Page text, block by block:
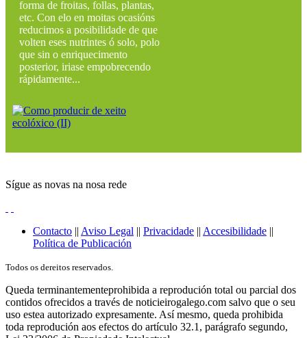
forma de froitas, follas, plantas,
etc. Con elo en moitas ocasións
reducimos a posibilidade de que
volten eses nutrintes ó solo, polo
que sin o enriquecimento
posterior, iriase empobrecendo
rápidamente...
Sígue as novas na nosa rede
Contacto || Aviso Legal || Privacidade || Accesibilidade ||
Política de Publicación
Todos os dereitos reservados.
Queda terminantementeprohibida a reprodución total ou parcial dos
contidos ofrecidos a través de noticieirogalego.com salvo que o seu
uso estea autorizado expresamente. Así mesmo, queda prohibida
toda reprodución aos efectos do artículo 32.1, parágrafo segundo,